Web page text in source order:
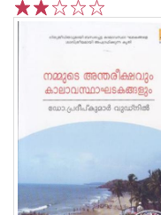
1